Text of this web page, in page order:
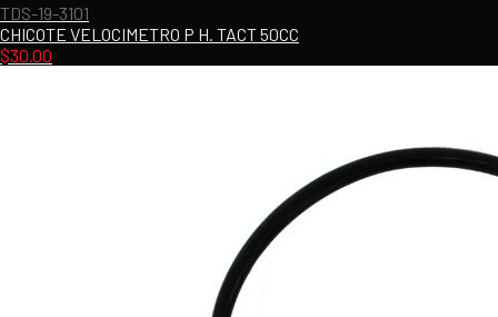
TDS-19-3101
CHICOTE VELOCIMETRO P H. TACT 50CC
$30.00